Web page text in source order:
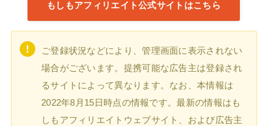
もしもアフィリエイト公式サイトはこちら
ご登録状況などにより、管理画面に表示されない
場合がございます。提携可能な広告主は登録され
るサイトによって異なります。なお、本情報は
2022年8月15日時点の情報です。最新の情報はも
しもアフィリエイトウェブサイト、および広告主